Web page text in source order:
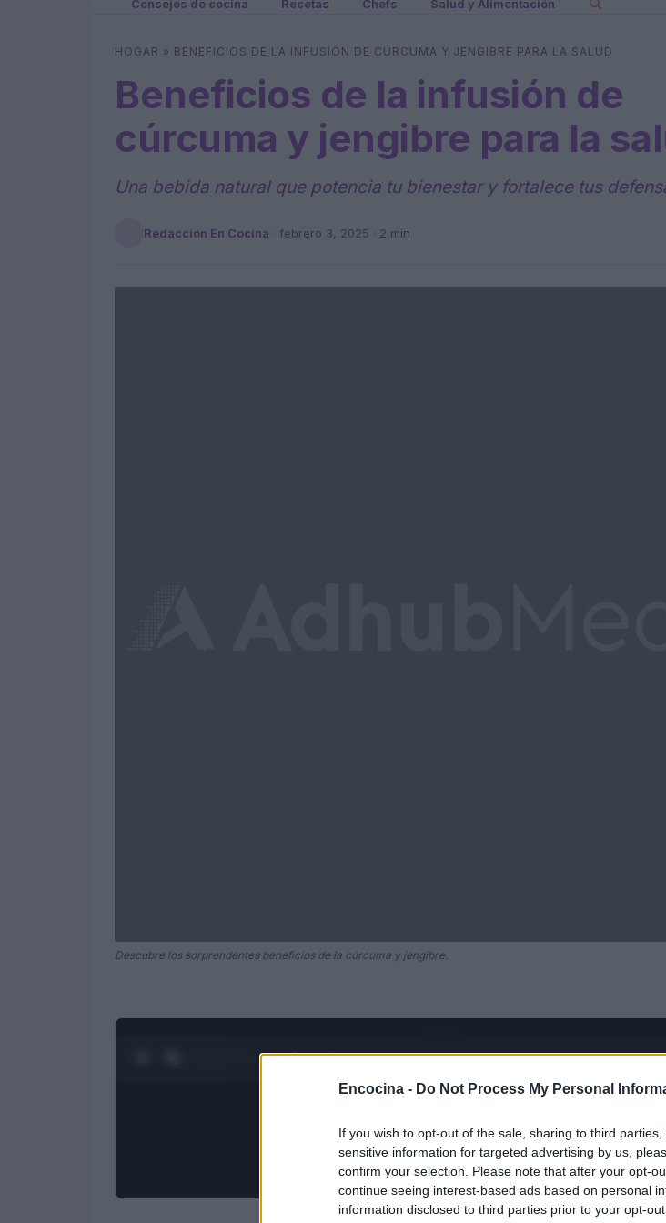
Encocina - Do Not Process My Personal
If you wish to opt-out of the sale, sharing to third
sensitive information for targeted advertising by us,
confirm your selection. Please note that after your opt-
continue seeing interest-based ads based on personal
information disclosed to third parties prior to your opt-
Consejos de cocina Recetas Chefs Salud y Alimentación
HOGAR » BENEFICIOS DE LA INFUSIÓN DE CÚRCUMA Y JENGIBRE PARA LA SALUD
Beneficios de la infusión de
cúrcuma y jengibre para la
Una bebida natural que potencia tu bienestar y fortalece tus
Redacción En Cocina · febrero 3, 2025 · 2 min
Descubre los sorprendentes beneficios de la cúrcuma y jengibre.
0:28 / 3:19 1/4 POWERED BYAd